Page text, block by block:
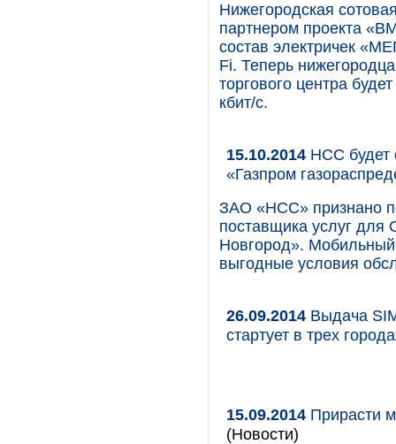
Нижегородская
партнером проекта
состав электричек
Fi. Теперь
торгового центра
кбит/с.
15.10.2014 НСС будет
«Газпром
ЗАО «НСС» признано
поставщика услуг
Новгород».
выгодные условия
26.09.2014 Выдача
стартует в трех
15.09.2014 Прирасти
(Новости)